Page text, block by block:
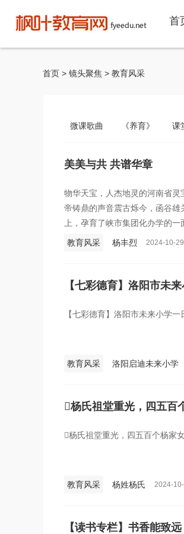
首
首页 > 镜头聚焦 > 教育风采
微课歌曲 《养育》 课
美美与共 共谱华章
物华天宝，人杰地灵的河南省
帝铸鼎的声音震古烁今，函谷
上，孕育了峡市集团化办学的
教育风采 杨丰烈 2024-10-29
【七彩德育】洛阳市未
【七彩德育】洛阳市未来小学
教育风采 洛阳启迪未来小学
杨氏祖堂重光，四五百
杨氏祖堂重光，四五百个杨家
教育风采 杨姓杨氏 2024-
【读书专栏】书香能致